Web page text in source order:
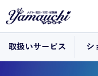
取扱いサービス シ